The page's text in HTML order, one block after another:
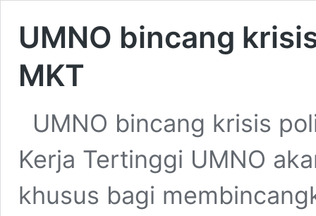
UMNO bincang
MKT
UMNO bincang krisis
Kerja Tertinggi UMNO
khusus bagi